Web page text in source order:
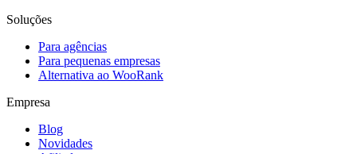
Soluções
Para agências
Para pequenas empresas
Alternativa ao WooRank
Empresa
Blog
Novidades